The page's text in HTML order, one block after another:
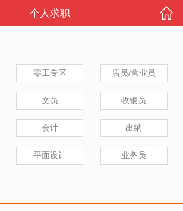
个人求职
零工专区 店员/营业员
文员 收银员
会计 出纳
平面设计 业务员